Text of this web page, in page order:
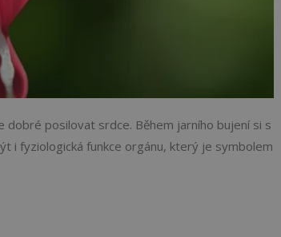
dobré posilovat srdce. Během jarního bujení si s
i fyziologická funkce orgánu, který je symbolem